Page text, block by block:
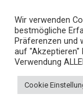
content
STARTSEITE
Wir verwenden
bestmögliche
Präferenzen und
auf "Akzeptieren"
Verwendung
Cookie